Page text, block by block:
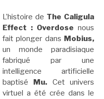
L’histoire de The Caligula
Effect : Overdose nous
fait plonger dans Mobius,
un monde paradisiaque
fabriqué par une
intelligence artificielle
baptisé Mu. Cet univers
virtuel a été crée dans le